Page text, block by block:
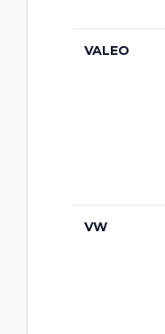
VALEO
VW